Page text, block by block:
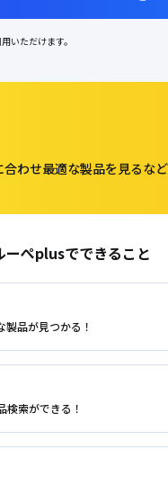
いただけます。
わせ最適な製品を見るな
ーぺplusでできること
品が見つかる！
検索ができる！